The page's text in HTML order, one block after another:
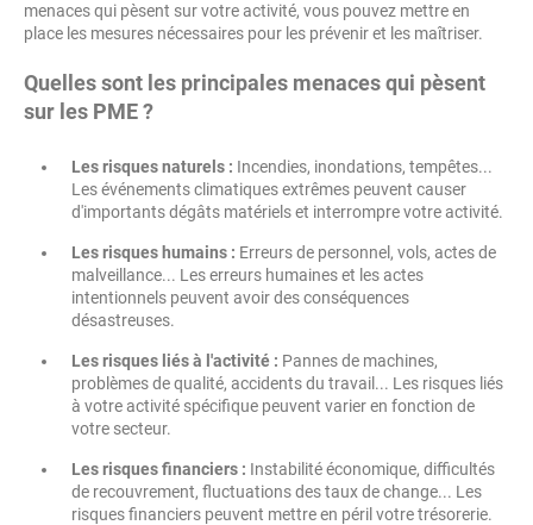
menaces qui pèsent sur votre activité, vous pouvez mettre en
place les mesures nécessaires pour les prévenir et les maîtriser.
Quelles sont les principales menaces qui pèsent
sur les PME ?
Les risques naturels : Incendies, inondations, tempêtes...
Les événements climatiques extrêmes peuvent causer
d'importants dégâts matériels et interrompre votre activité.
Les risques humains : Erreurs de personnel, vols, actes de
malveillance... Les erreurs humaines et les actes
intentionnels peuvent avoir des conséquences
désastreuses.
Les risques liés à l'activité : Pannes de machines,
problèmes de qualité, accidents du travail... Les risques liés
à votre activité spécifique peuvent varier en fonction de
votre secteur.
Les risques financiers : Instabilité économique, difficultés
de recouvrement, fluctuations des taux de change... Les
risques financiers peuvent mettre en péril votre trésorerie.